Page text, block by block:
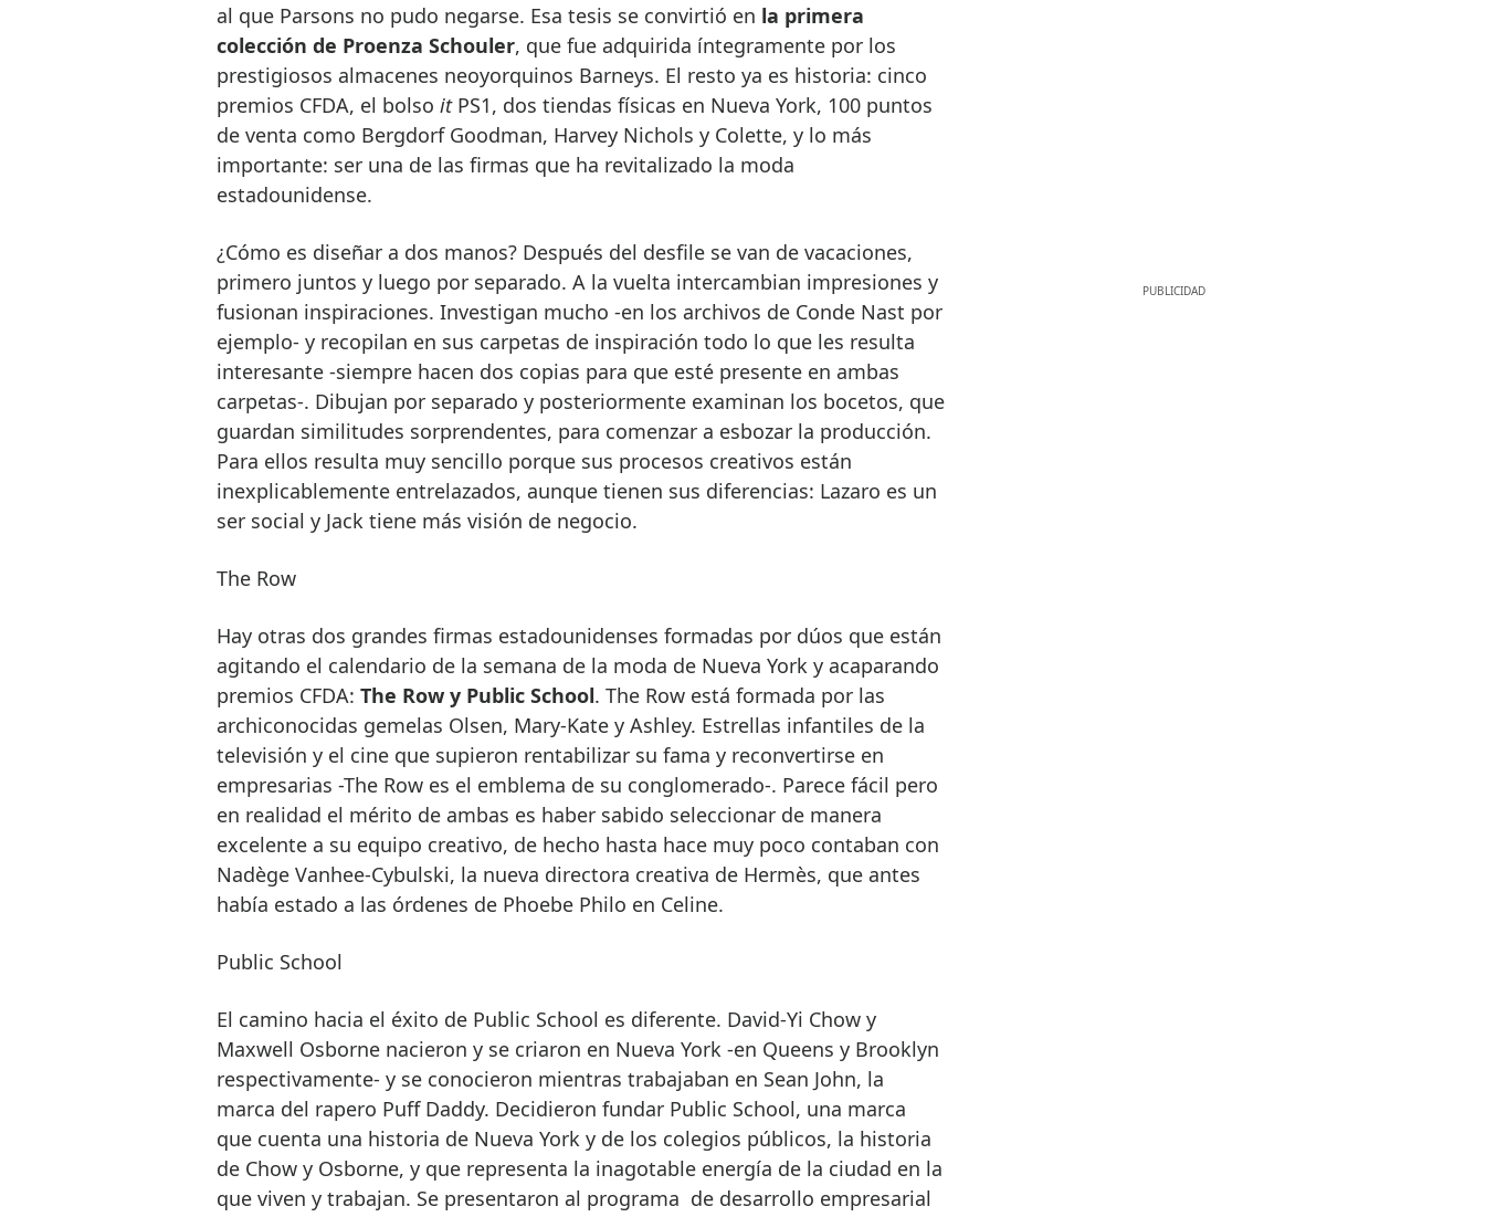
al que Parsons no pudo negarse. Esa tesis se convirtió en la primera
colección de Proenza Schouler, que fue adquirida íntegramente por los
prestigiosos almacenes neoyorquinos Barneys. El resto ya es historia: cinco
premios CFDA, el bolso itPS1, dos tiendas físicas en Nueva York, 100 puntos
de venta como Bergdorf Goodman, Harvey Nichols y Colette, y lo más
importante: ser una de las firmas que ha revitalizado la moda
estadounidense.
¿Cómo es diseñar a dos manos? Después del desfile se van de vacaciones,
primero juntos y luego por separado. A la vuelta intercambian impresiones y
fusionan inspiraciones. Investigan mucho -en los archivos de Conde Nast por
ejemplo- y recopilan en sus carpetas de inspiración todo lo que les resulta
interesante -siempre hacen dos copias para que esté presente en ambas
carpetas-. Dibujan por separado y posteriormente examinan los bocetos, que
guardan similitudes sorprendentes, para comenzar a esbozar la producción.
Para ellos resulta muy sencillo porque sus procesos creativos están
inexplicablemente entrelazados, aunque tienen sus diferencias: Lazaro es un
ser social y Jack tiene más visión de negocio.
The Row
Hay otras dos grandes firmas estadounidenses formadas por dúos que están
agitando el calendario de la semana de la moda de Nueva York y acaparando
premios CFDA: The Row y Public School. The Row está formada por las
archiconocidas gemelas Olsen, Mary-Kate y Ashley. Estrellas infantiles de la
televisión y el cine que supieron rentabilizar su fama y reconvertirse en
empresarias -The Row es el emblema de su conglomerado-. Parece fácil pero
en realidad el mérito de ambas es haber sabido seleccionar de manera
excelente a su equipo creativo, de hecho hasta hace muy poco contaban con
Nadège Vanhee-Cybulski, la nueva directora creativa de Hermès, que antes
había estado a las órdenes de Phoebe Philo en Celine.
Public School
El camino hacia el éxito de Public School es diferente. David-Yi Chow y
Maxwell Osborne nacieron y se criaron en Nueva York -en Queens y Brooklyn
respectivamente- y se conocieron mientras trabajaban en Sean John, la
marca del rapero Puff Daddy. Decidieron fundar Public School, una marca
que cuenta una historia de Nueva York y de los colegios públicos, la historia
de Chow y Osborne, y que representa la inagotable energía de la ciudad en la
que viven y trabajan. Se presentaron al programa de desarrollo empresarial